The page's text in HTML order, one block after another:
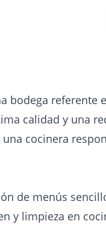
bodega referente
calidad y una
cocinera
de menús
y limpieza en